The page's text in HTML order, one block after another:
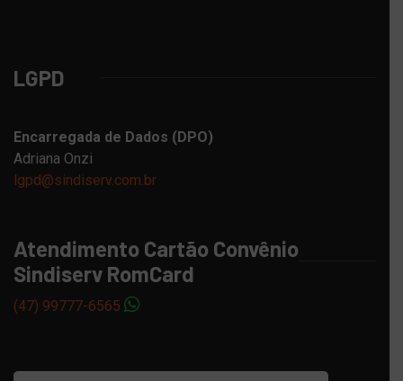
LGPD
Encarregada de Dados (DPO)
Adriana Onzi
lgpd@sindiserv.com.br
Atendimento Cartão Convênio
Sindiserv RomCard
(47) 99777-6565